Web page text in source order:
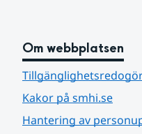
Om webbplatsen
Kakor på smhi.se
Hantering av